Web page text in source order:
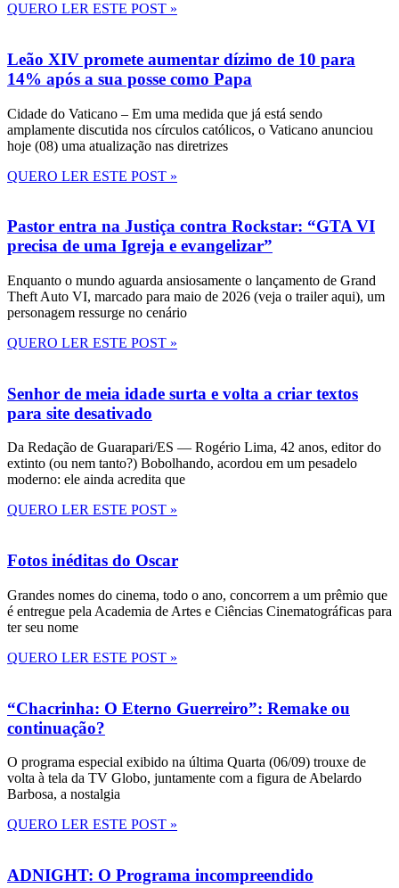
QUERO LER ESTE POST »
Leão XIV promete aumentar dízimo de 10 para
14% após a sua posse como Papa
Cidade do Vaticano – Em uma medida que já está sendo
amplamente discutida nos círculos católicos, o Vaticano anunciou
hoje (08) uma atualização nas diretrizes
QUERO LER ESTE POST »
Pastor entra na Justiça contra Rockstar: “GTA VI
precisa de uma Igreja e evangelizar”
Enquanto o mundo aguarda ansiosamente o lançamento de Grand
Theft Auto VI, marcado para maio de 2026 (veja o trailer aqui), um
personagem ressurge no cenário
QUERO LER ESTE POST »
Senhor de meia idade surta e volta a criar textos
para site desativado
Da Redação de Guarapari/ES — Rogério Lima, 42 anos, editor do
extinto (ou nem tanto?) Bobolhando, acordou em um pesadelo
moderno: ele ainda acredita que
QUERO LER ESTE POST »
Fotos inéditas do Oscar
Grandes nomes do cinema, todo o ano, concorrem a um prêmio que
é entregue pela Academia de Artes e Ciências Cinematográficas para
ter seu nome
QUERO LER ESTE POST »
“Chacrinha: O Eterno Guerreiro”: Remake ou
continuação?
O programa especial exibido na última Quarta (06/09) trouxe de
volta à tela da TV Globo, juntamente com a figura de Abelardo
Barbosa, a nostalgia
QUERO LER ESTE POST »
ADNIGHT: O Programa incompreendido